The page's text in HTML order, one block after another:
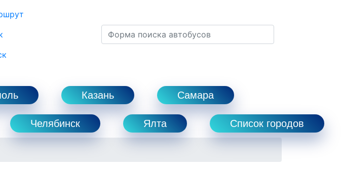
Казань Самара
Челябинск Ялта Список городов